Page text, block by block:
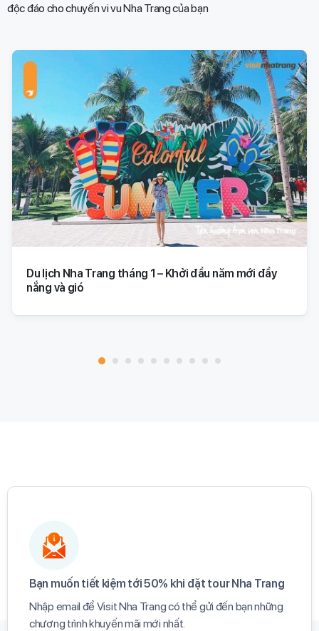
độc đáo cho chuyến vi vu Nha Trang của bạn​
Du lịch Nha Trang tháng 1 – Khởi đầu năm mới đầy
nắng và gió
Bạn muốn tiết kiệm tới 50% khi đặt tour Nha Trang​
Nhập email để Visit Nha Trang có thể gửi đến bạn những
chương trình khuyến mãi mới nhất.​